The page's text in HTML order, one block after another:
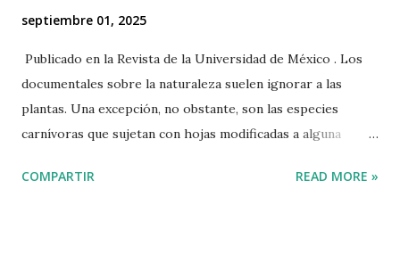
septiembre 01, 2025
Publicado en la Revista de la Universidad de México . Los
documentales sobre la naturaleza suelen ignorar a las
plantas. Una excepción, no obstante, son las especies
carnívoras que sujetan con hojas modificadas a alguna
fama. Por su parte, en las películas, la vegetación también
COMPARTIR READ MORE »